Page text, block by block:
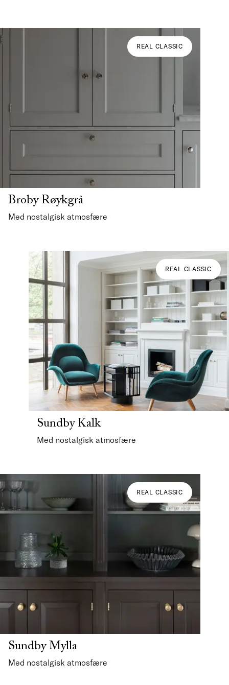
REAL CLASSIC
Broby Røykgrå
Med nostalgisk atmosfære
REAL CLASSIC
Sundby Kalk
Med nostalgisk atmosfære
REAL CLASSIC
Sundby Mylla
Med nostalgisk atmosfære